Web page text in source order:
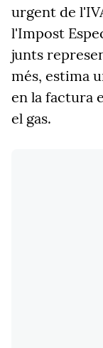
urgent de
l'Impost
junts
més, estima
en la factura
el gas.